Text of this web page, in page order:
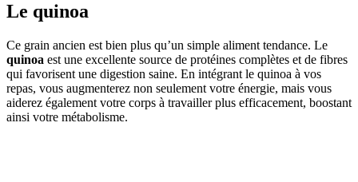
Le quinoa
Ce grain ancien est bien plus qu’un simple aliment tendance. Le
quinoa est une excellente source de protéines complètes et de fibres
qui favorisent une digestion saine. En intégrant le quinoa à vos
repas, vous augmenterez non seulement votre énergie, mais vous
aiderez également votre corps à travailler plus efficacement, boostant
ainsi votre métabolisme.